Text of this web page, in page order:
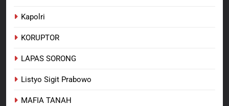
Kapolri
KORUPTOR
LAPAS SORONG
Listyo Sigit Prabowo
MAFIA TANAH